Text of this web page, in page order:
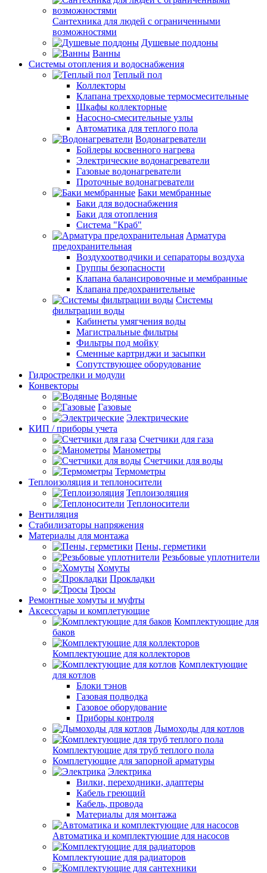
Сантехника для людей с ограниченными
возможностями
Душевые поддоны
Ванны
Системы отопления и водоснабжения
Теплый пол
Коллекторы
Клапана трехходовые термосмесительные
Шкафы коллекторные
Насосно-смесительные узлы
Автоматика для теплого пола
Водонагреватели
Бойлеры косвенного нагрева
Электрические водонагреватели
Газовые водонагреватели
Проточные водонагреватели
Баки мембранные
Баки для водоснабжения
Баки для отопления
Система "Краб"
Арматура
предохранительная
Воздухоотводчики и сепараторы воздуха
Группы безопасности
Клапана балансировочные и мембранные
Клапана предохранительные
Системы
фильтрации воды
Кабинеты умягчения воды
Магистральные фильтры
Фильтры под мойку
Сменные картриджи и засыпки
Сопутствующее оборудование
Гидрострелки и модули
Конвекторы
Водяные
Газовые
Электрические
КИП / приборы учета
Счетчики для газа
Манометры
Счетчики для воды
Термометры
Теплоизоляция и теплоносители
Теплоизоляция
Теплоносители
Вентиляция
Стабилизаторы напряжения
Материалы для монтажа
Пены, герметики
Резьбовые уплотнители
Хомуты
Прокладки
Тросы
Ремонтные хомуты и муфты
Аксессуары и комплетующие
Комплектующие для
баков
Комплектующие для коллекторов
Комплектующие
для котлов
Блоки тэнов
Газовая подводка
Газовое оборудование
Приборы контроля
Дымоходы для котлов
Комплектующие для труб теплого пола
Комплетующие для запорной арматуры
Электрика
Вилки, переходники, адаптеры
Кабель греющий
Кабель, провода
Материалы для монтажа
Автоматика и комплектующие для насосов
Комплектующие для радиаторов